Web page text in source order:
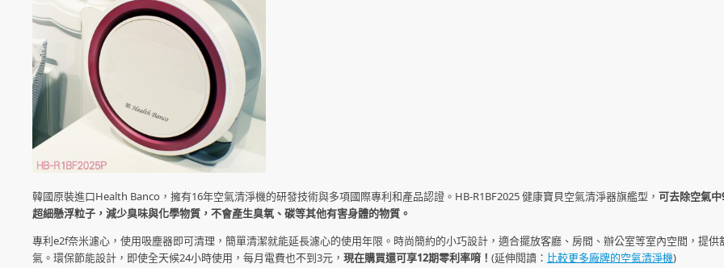
韓國原裝進口Health Banco，擁有16年空氣清淨機的研發技術與多項國際專利和產品認證。HB-R1BF2025 健康寶貝空氣清淨器旗艦型， 可去除空氣
超細懸浮粒子，減少臭味與化學物質，不會產生臭氧、碳等其他有害身體的物質。
專利e2f奈米濾心，使用吸塵器即可清理，簡單清潔就能延長濾心的使用年限。時尚簡約的小巧設計，適合擺放客廳、房間、辦公室等室內空間，提供
氣。環保節能設計，即使全天候24小時使用，每月電費也不到3元， 現在購買還可享12期零利率唷！ (延伸閱讀： 比較更多廠牌的空氣清淨機)